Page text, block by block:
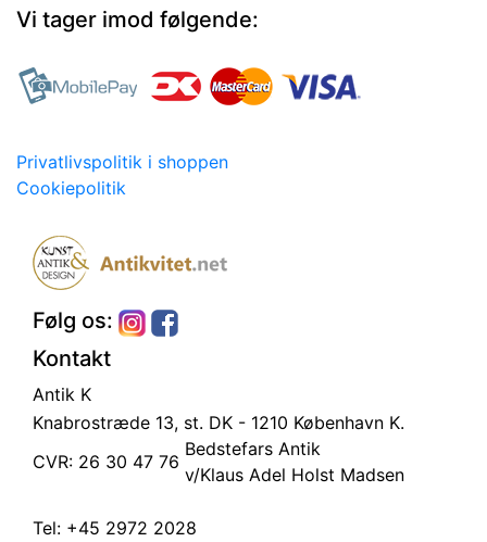
Vi tager imod følgende:
Privatlivspolitik i shoppen
Cookiepolitik
Følg os:
Kontakt
Antik K
Knabrostræde 13, st. DK - 1210 København K.
CVR: 26 30 47 76
Bedstefars Antik
v/Klaus Adel Holst Madsen
Tel: +45 2972 2028